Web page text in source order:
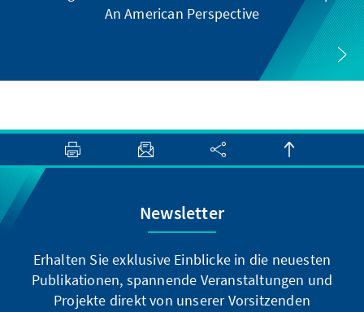
An American Perspective
Newsletter
Erhalten Sie exklusive Einblicke in die neuesten
Publikationen, spannende Veranstaltungen und
Projekte direkt von unserer Vorsitzenden